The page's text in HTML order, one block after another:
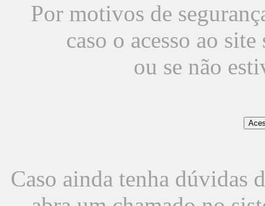
Por motivos de
caso o acesso ao
ou se não
Caso ainda tenha dúvidas